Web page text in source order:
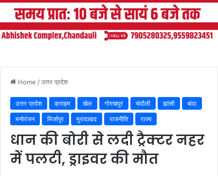
Home /उत्तर प्रदेश
उत्तर प्रदेश क्राइम खेल गोरखपुर चंदौली झांसी
बांदा
मनोरंजन
मिर्जापुर मुरादाबाद राजनीति राज्य
धान की बोरी से लदी ट्रैक्टर नहर
में पलटी, ड्राइवर की मौत